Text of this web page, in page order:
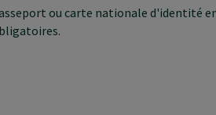
ou carte nationale d'identité